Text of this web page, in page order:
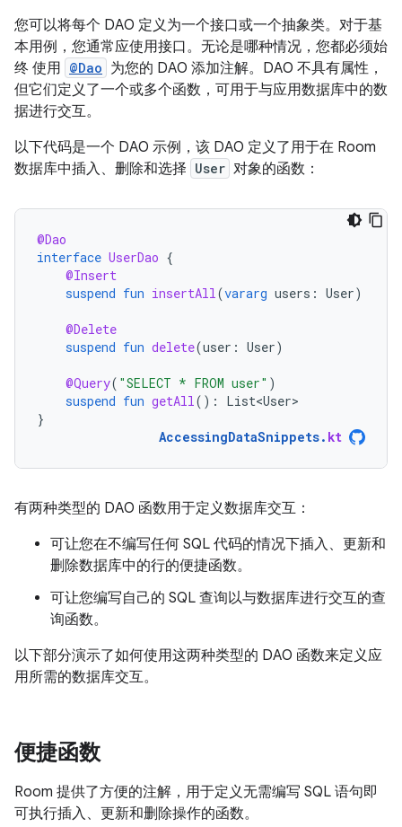
您可以将每个 DAO 定义为一个接口或一个抽象类。对于基
本用例，您通常应使用接口。无论是哪种情况，您都必须始
终 使用 @Dao 为您的 DAO 添加注解。DAO 不具有属性，
但它们定义了一个或多个函数，可用于与应用数据库中的数
据进行交互。
以下代码是一个 DAO 示例，该 DAO 定义了用于在 Room
数据库中插入、删除和选择 User 对象的函数：
@Dao
interface UserDao {
@Insert
suspend fun insertAll(vararg users : User)
@Delete
suspend fun delete(user : User)
@Query( "SELECT * FROM user" )
suspend fun getAll():
List<User>
}
AccessingDataSnippets. kt
有两种类型的 DAO 函数用于定义数据库交互：
可让您在不编写任何 SQL 代码的情况下插入、更新和
删除数据库中的行的便捷函数。
可让您编写自己的 SQL 查询以与数据库进行交互的查
询函数。
以下部分演示了如何使用这两种类型的 DAO 函数来定义应
用所需的数据库交互。
便捷函数
Room 提供了方便的注解，用于定义无需编写 SQL 语句即
可执行插入、更新和删除操作的函数。